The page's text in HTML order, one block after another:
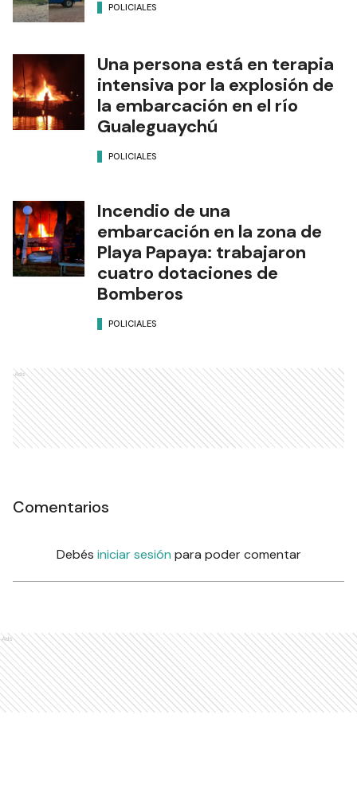
POLICIALES
Una persona está en terapia
intensiva por la explosión de
la embarcación en el río
Gualeguaychú
POLICIALES
Incendio de una
embarcación en la zona de
Playa Papaya: trabajaron
cuatro dotaciones de
Bomberos
POLICIALES
Ads
Comentarios
Debés iniciar sesión para poder comentar
Ads